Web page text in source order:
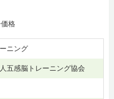
格
ニング
五感脳トレーニング協会